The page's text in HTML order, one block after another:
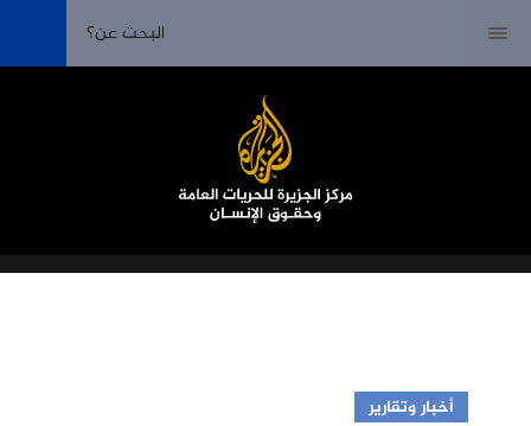
أخبار وتقارير